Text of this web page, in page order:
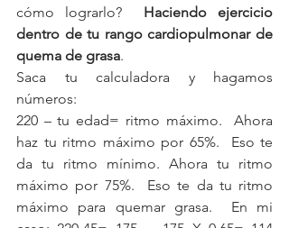
cómo lograrlo? Haciendo ejercicio
dentro de tu rango cardiopulmonar de
quema de grasa.
Saca tu calculadora y hagamos
números:
220 – tu edad= ritmo máximo.  Ahora
haz tu ritmo máximo por 65%.  Eso te
da tu ritmo mínimo. Ahora tu ritmo
máximo por 75%.  Eso te da tu ritmo
máximo para quemar grasa.  En mi